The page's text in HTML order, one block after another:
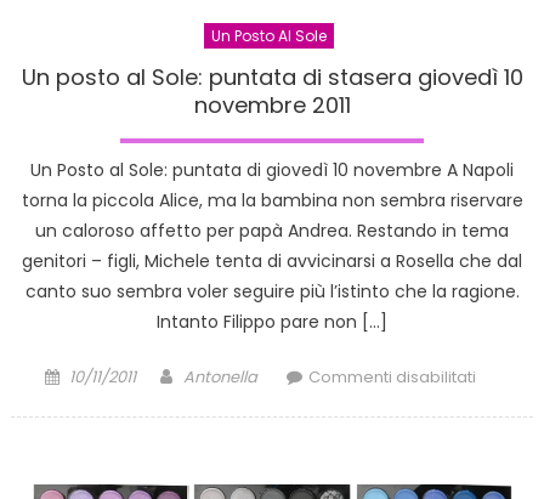
Un Posto Al Sole
Un posto al Sole: puntata di stasera giovedì 10
novembre 2011
Un Posto al Sole: puntata di giovedì 10 novembre A Napoli
torna la piccola Alice, ma la bambina non sembra riservare
un caloroso affetto per papà Andrea. Restando in tema
genitori – figli, Michele tenta di avvicinarsi a Rosella che dal
canto suo sembra voler seguire più l’istinto che la ragione.
Intanto Filippo pare non […]
Posted
10/11/2011 Author
Antonella Commenti disabilitatisu
Sole: